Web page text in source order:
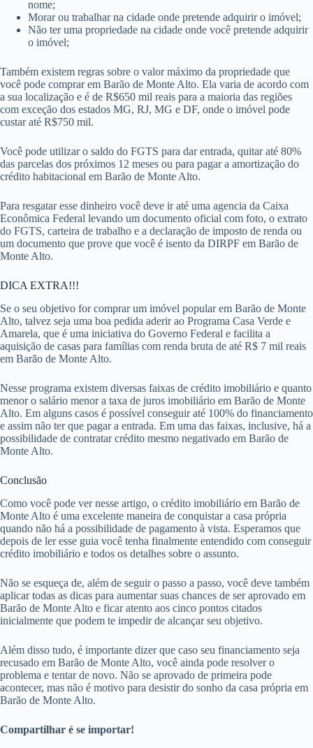
nome;
Morar ou trabalhar na cidade onde pretende adquirir o imóvel;
Não ter uma propriedade na cidade onde você pretende adquirir
o imóvel;
Também existem regras sobre o valor máximo da propriedade que
você pode comprar em Barão de Monte Alto. Ela varia de acordo com
a sua localização e é de R$650 mil reais para a maioria das regiões
com exceção dos estados MG, RJ, MG e DF, onde o imóvel pode
custar até R$750 mil.
Você pode utilizar o saldo do FGTS para dar entrada, quitar até 80%
das parcelas dos próximos 12 meses ou para pagar a amortização do
crédito habitacional em Barão de Monte Alto.
Para resgatar esse dinheiro você deve ir até uma agencia da Caixa
Econômica Federal levando um documento oficial com foto, o extrato
do FGTS, carteira de trabalho e a declaração de imposto de renda ou
um documento que prove que você é isento da DIRPF em Barão de
Monte Alto.
DICA EXTRA!!!
Se o seu objetivo for comprar um imóvel popular em Barão de Monte
Alto, talvez seja uma boa pedida aderir ao Programa Casa Verde e
Amarela, que é uma iniciativa do Governo Federal e facilita a
aquisição de casas para famílias com renda bruta de até R$ 7 mil reais
em Barão de Monte Alto.
Nesse programa existem diversas faixas de crédito imobiliário e quanto
menor o salário menor a taxa de juros imobiliário em Barão de Monte
Alto. Em alguns casos é possível conseguir até 100% do financiamento
e assim não ter que pagar a entrada. Em uma das faixas, inclusive, há a
possibilidade de contratar crédito mesmo negativado em Barão de
Monte Alto.
Conclusão
Como você pode ver nesse artigo, o crédito imobiliário em Barão de
Monte Alto é uma excelente maneira de conquistar a casa própria
quando não há a possibilidade de pagamento à vista. Esperamos que
depois de ler esse guia você tenha finalmente entendido com conseguir
crédito imobiliário e todos os detalhes sobre o assunto.
Não se esqueça de, além de seguir o passo a passo, você deve também
aplicar todas as dicas para aumentar suas chances de ser aprovado em
Barão de Monte Alto e ficar atento aos cinco pontos citados
inicialmente que podem te impedir de alcançar seu objetivo.
Além disso tudo, é importante dizer que caso seu financiamento seja
recusado em Barão de Monte Alto, você ainda pode resolver o
problema e tentar de novo. Não se aprovado de primeira pode
acontecer, mas não é motivo para desistir do sonho da casa própria em
Barão de Monte Alto.
Compartilhar é se importar!